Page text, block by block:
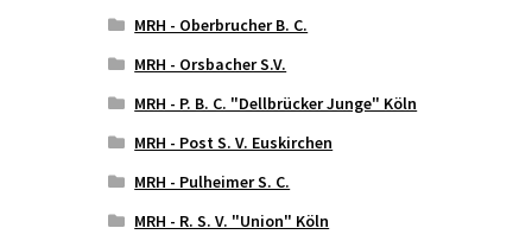
MRH - Oberbrucher B. C.
MRH - Orsbacher S.V.
MRH - P. B. C. "Dellbrücker Junge" Köln
MRH - Post S. V. Euskirchen
MRH - Pulheimer S. C.
MRH - R. S. V. "Union" Köln